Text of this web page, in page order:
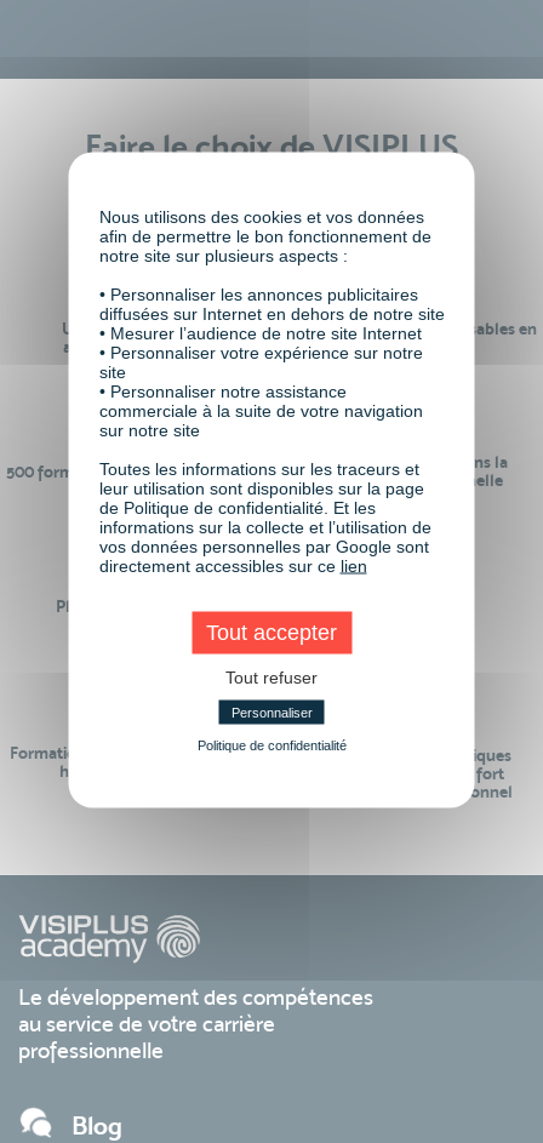
Faire le choix de VISIPLUS
Un réseau de 22 000
anciens participants
100% des formations réalisables en
digital learning
500 formations pour se préparer au
monde de demain
24 ans d'expérience dans la
formation professionnelle
Plus de 50 formations
Des intervenants
Formations réalisables pendant ou
hors temps de travail
Des contenus pédagogiques
« de pointe » et en lien fort
avec le monde professionnel
Le développement des compétences
au service de votre carrière
professionnelle
Blog
Nous utilisons des cookies et vos données
afin de permettre le bon fonctionnement de
notre site sur plusieurs aspects :
• Personnaliser les annonces publicitaires
diffusées sur Internet en dehors de notre site
• Mesurer l’audience de notre site Internet
• Personnaliser votre expérience sur notre
site
• Personnaliser notre assistance
commerciale à la suite de votre navigation
sur notre site
Toutes les informations sur les traceurs et
leur utilisation sont disponibles sur la page
de Politique de confidentialité. Et les
informations sur la collecte et l’utilisation de
vos données personnelles par Google sont
directement accessibles sur ce lien
Tout accepter
Tout refuser
Personnaliser
Politique de confidentialité